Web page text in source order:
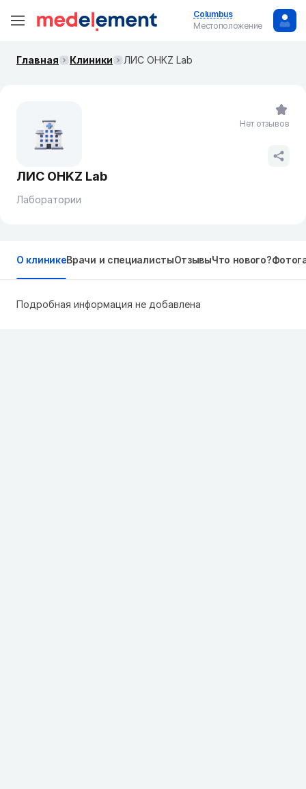
Columbus
Местоположение
Главная Клиники ЛИС OHKZ Lab
ЛИС OHKZ Lab
Лаборатории
Нет отзывов
О клиникеВрачи и специалистыОтзывыЧто нового?
Подробная информация не добавлена